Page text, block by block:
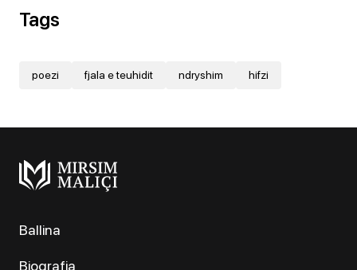
Tags
poezi fjala e teuhidit ndryshim hifzi
Ballina
Biografia